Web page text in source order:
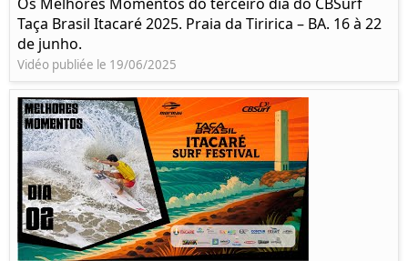
Taça Brasil Itacaré 2025. Praia da Tiririca – BA. 16 à 22
de junho.
Vidéo publiée le 19/06/2025